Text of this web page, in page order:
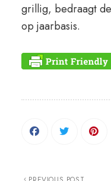
grillig, bedraagt
op jaarbasis.